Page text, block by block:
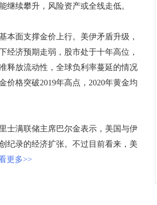
继续攀升，风险资产或全线走低。
面支撑金价上行。美伊矛盾升级，
经济预期走弱，股市处于十年高位，
释放流动性，全球负利率蔓延的情况
价格突破2019年高点，2020年黄金均
满联储主席巴尔金表示，美国与伊
纪录的经济扩张。不过目前看来，美
更多>>